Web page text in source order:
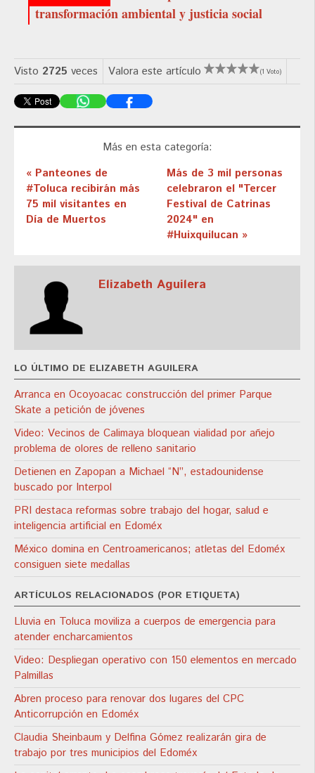
transformación ambiental y justicia social
Visto 2725 veces Valora este artículo (1 Voto)
Más en esta categoría:
« Panteones de
#Toluca recibirán más
75 mil visitantes en
Día de Muertos
Más de 3 mil personas
celebraron el "Tercer
Festival de Catrinas
2024" en
#Huixquilucan »
Elizabeth Aguilera
LO ÚLTIMO DE ELIZABETH AGUILERA
Arranca en Ocoyoacac construcción del primer Parque
Skate a petición de jóvenes
Video: Vecinos de Calimaya bloquean vialidad por añejo
problema de olores de relleno sanitario
Detienen en Zapopan a Michael “N”, estadounidense
buscado por Interpol
PRI destaca reformas sobre trabajo del hogar, salud e
inteligencia artificial en Edoméx
México domina en Centroamericanos; atletas del Edoméx
consiguen siete medallas
ARTÍCULOS RELACIONADOS (POR ETIQUETA)
Lluvia en Toluca moviliza a cuerpos de emergencia para
atender encharcamientos
Video: Despliegan operativo con 150 elementos en mercado
Palmillas
Abren proceso para renovar dos lugares del CPC
Anticorrupción en Edoméx
Claudia Sheinbaum y Delfina Gómez realizarán gira de
trabajo por tres municipios del Edoméx